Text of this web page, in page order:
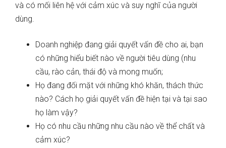
và có mối liên hệ với cảm xúc và suy nghĩ của người
dùng.
Doanh nghiệp đang giải quyết vấn đề cho ai, bạn
có những hiểu biết nào về người tiêu dùng (nhu
cầu, rào cản, thái độ và mong muốn;
Họ đang đối mặt với những khó khăn, thách thức
nào? Cách họ giải quyết vấn đề hiện tại và tại sao
họ làm vậy?
Họ có nhu cầu những nhu cầu nào về thể chất và
cảm xúc?